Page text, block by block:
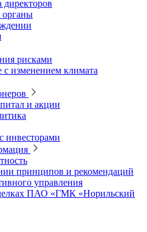
органы
рисками
с изменением климата
и акции
инвесторами
принципов и рекомендаций
управления
ПАО «ГМК «Норильский